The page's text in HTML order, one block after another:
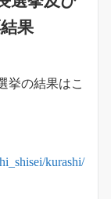
果
挙の結果はこ
kurashi/